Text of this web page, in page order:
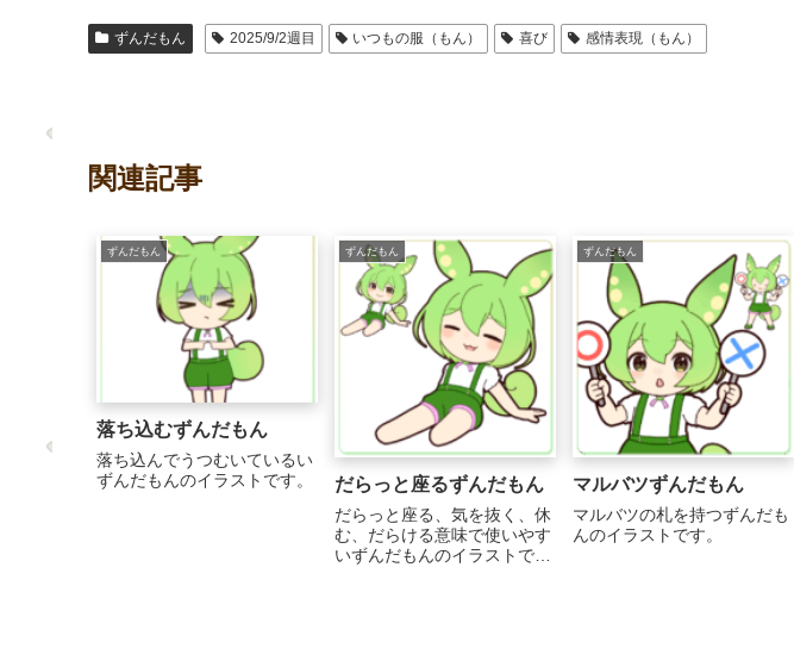
ずんだもん 2025/9/2週目 いつもの服（もん） 喜び 感情表現（もん）
関連記事
ずんだもん
落ち込むずんだもん
落ち込んでうつむいているい
ずんだもんのイラストです。
ずんだもん
だらっと座るずんだもん
だらっと座る、気を抜く、休
む、だらける意味で使いやす
いずんだもんのイラストで
ずんだもん
マルバツずんだもん
マルバツの札を持つずんだも
んのイラストです。